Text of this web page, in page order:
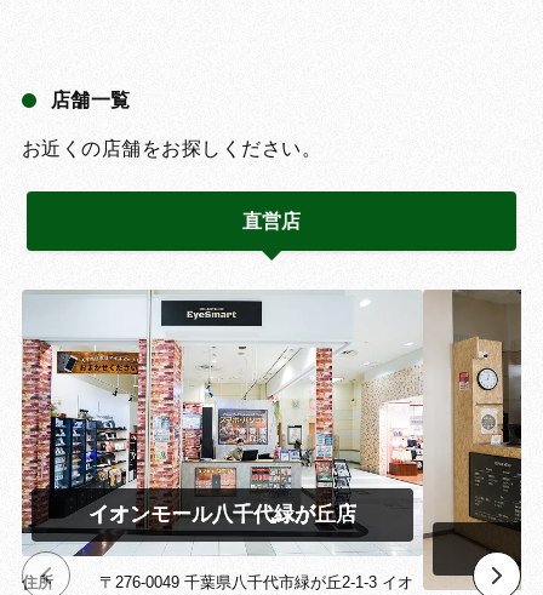
店舗一覧
お近くの店舗をお探しください。
直営店
イオンモール八千代緑が丘店
住所
〒276-0049 千葉県八千代市緑が丘2-1-3 イオ